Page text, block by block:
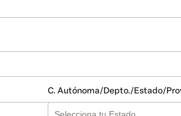
C. Autónoma/Depto./Estado/